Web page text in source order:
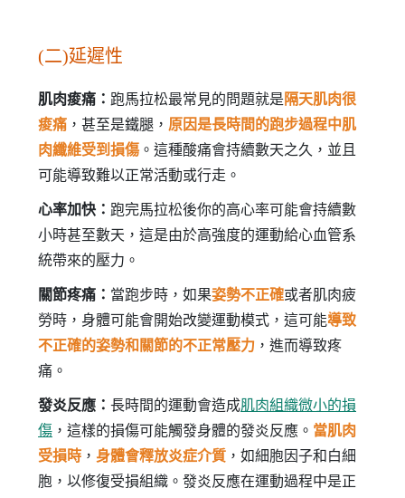
(二)延遲性
肌肉痠痛： 跑馬拉松最常見的問題就是 隔天肌肉很
痠痛 ，甚至是鐵腿， 原因是長時間的跑步過程中肌
肉纖維受到損傷 。這種酸痛會持續數天之久，並且
可能導致難以正常活動或行走。
心率加快： 跑完馬拉松後你的高心率可能會持續數
小時甚至數天，這是由於高強度的運動給心血管系
統帶來的壓力。
關節疼痛： 當跑步時，如果姿勢不正確或者肌肉疲
勞時，身體可能會開始改變運動模式，這可能導致
不正確的姿勢和關節的不正常壓力 ，進而導致疼
痛。
發炎反應： 長時間的運動會造成肌肉組織微小的損
傷 ，這樣的損傷可能觸發身體的發炎反應。 當肌肉
受損時 ， 身體會釋放炎症介質 ，如細胞因子和白細
胞，以修復受損組織。發炎反應在運動過程中是正